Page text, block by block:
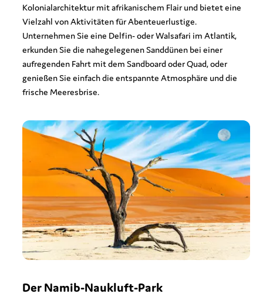
Kolonialarchitektur mit afrikanischem Flair und bietet eine
Vielzahl von Aktivitäten für Abenteuerlustige.
Unternehmen Sie eine Delfin- oder Walsafari im Atlantik,
erkunden Sie die nahegelegenen Sanddünen bei einer
aufregenden Fahrt mit dem Sandboard oder Quad, oder
genießen Sie einfach die entspannte Atmosphäre und die
frische Meeresbrise.
Der Namib-Naukluft-Park